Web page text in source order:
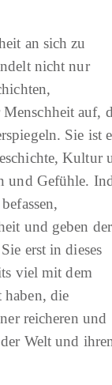
an sich zu
nicht nur
auf,
Sie ist
Kultur
und Gefühle.
und geben der
erst in dieses
viel mit dem
haben, die
reicheren und
Welt und